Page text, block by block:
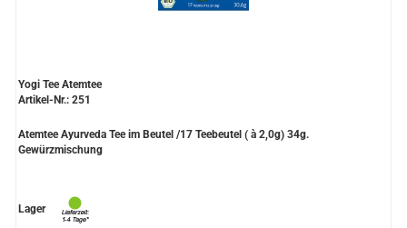
Yogi Tee Atemtee
Artikel-Nr.: 251
Atemtee Ayurveda Tee im Beutel /17 Teebeutel ( à 2,0g) 34g.
Gewürzmischung
Lager